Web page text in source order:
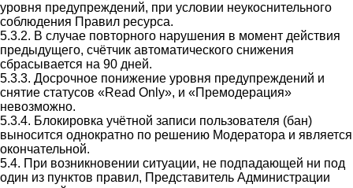
уровня предупреждений, при условии неукоснительного
соблюдения Правил ресурса.
5.3.2. В случае повторного нарушения в момент действия
предыдущего, счётчик автоматического снижения
сбрасывается на 90 дней.
5.3.3. Досрочное понижение уровня предупреждений и
снятие статусов «Read Only», и «Премодерация»
невозможно.
5.3.4. Блокировка учётной записи пользователя (бан)
выносится однократно по решению Модератора и является
окончательной.
5.4. При возникновении ситуации, не подпадающей ни под
один из пунктов правил, Представитель Администрации